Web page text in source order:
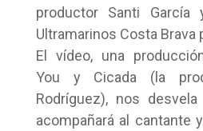
productor Santi García
Ultramarinos Costa Brava
El vídeo, una
You y Cicada (la
Rodríguez), nos
acompañará al cantante